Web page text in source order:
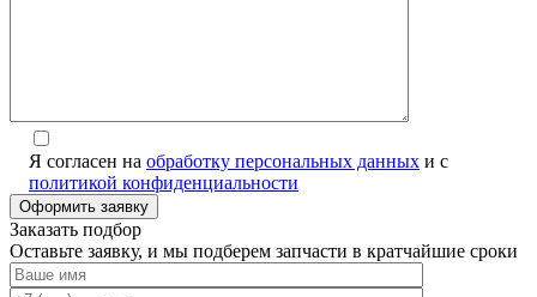
Я согласен на обработку персональных данных и с
политикой конфиденциальности
Заказать подбор
Оставьте заявку, и мы подберем запчасти в кратчайшие сроки